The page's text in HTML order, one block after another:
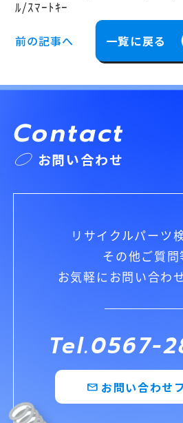
ﾙ/ｽﾏｰﾄｷｰ
前の記事へ 一覧に戻る
Contact
お問い合わせ
リサイクルパーツ
その他ご質問
お気軽にお問い合わ
Tel.0567-
mail お問い合わせ